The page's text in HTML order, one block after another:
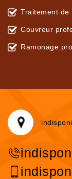
Traitement de
Couvreur
Ramonage